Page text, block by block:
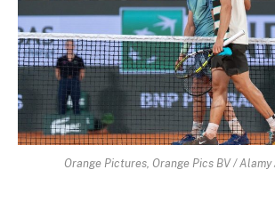
Orange Pictures, Orange Pics BV /